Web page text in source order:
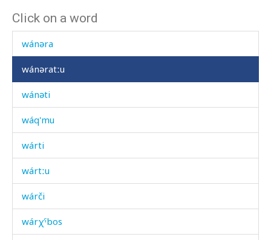
Click on a word
wák'bos
wánəra
wánəratːu
wánəti
wáq'mu
wárti
wártːu
wárči
wárχˤbos